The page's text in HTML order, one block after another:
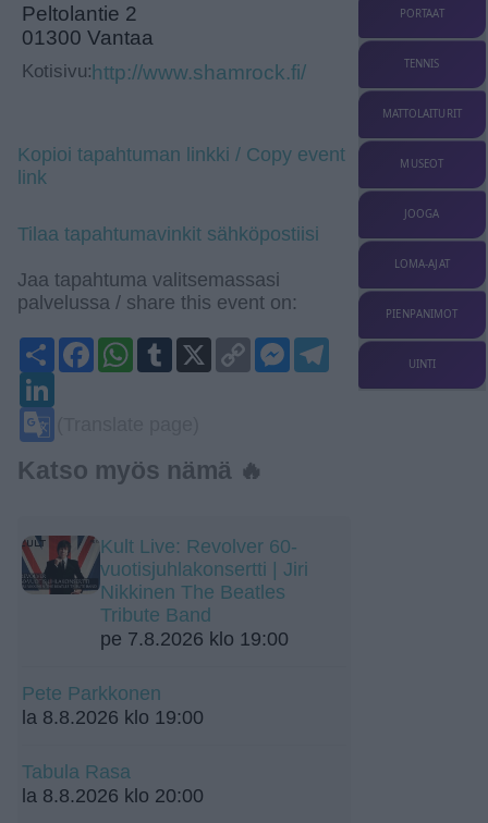
Peltolantie 2
01300 Vantaa
Kotisivu:http://www.shamrock.fi/
Kopioi tapahtuman linkki / Copy event
link
Tilaa tapahtumavinkit sähköpostiisi
Jaa tapahtuma valitsemassasi
palvelussa / share this event on:
ShareFacebookWhatsApp
Tumblr
X
Copy
Link
Messenger
Telegram
Katso myös nämä 🔥
Kult Live: Revolver 60-
vuotisjuhlakonsertti | Jiri
Nikkinen The Beatles
Tribute Band
pe 7.8.2026 klo 19:00
Pete Parkkonen
la 8.8.2026 klo 19:00
Tabula Rasa
la 8.8.2026 klo 20:00
PORTAAT
TENNIS
MATTOLAITURIT
MUSEOT
JOOGA
LOMA-AJAT
PIENPANIMOT
UINTI